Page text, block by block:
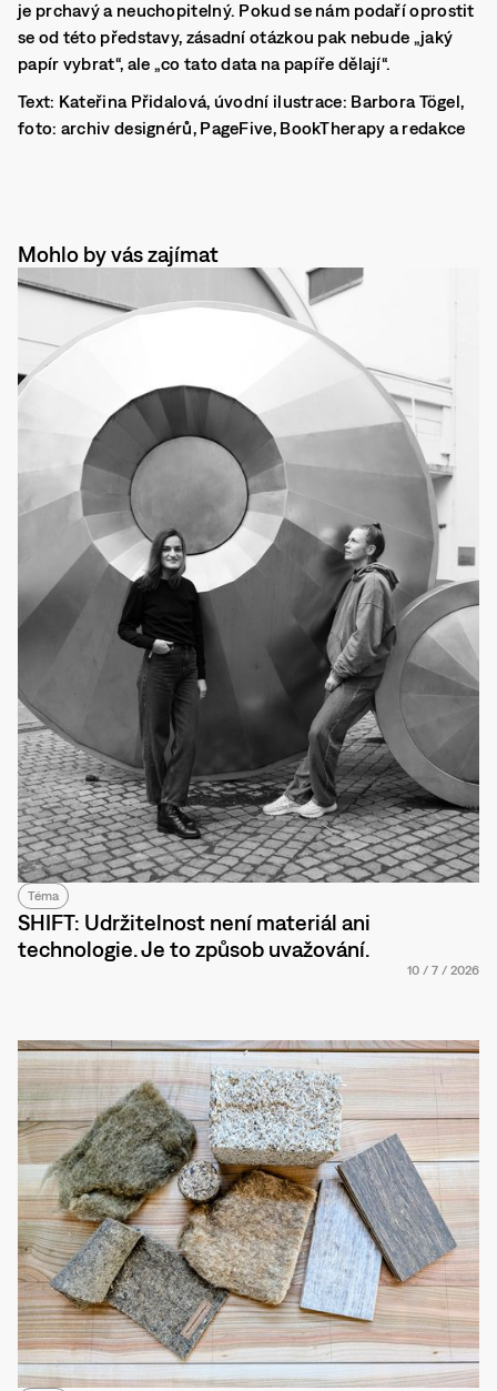
je prchavý a neuchopitelný. Pokud se nám podaří oprostit
se od této představy, zásadní otázkou pak nebude „jaký
papír vybrat“, ale „co tato data na papíře dělají“.
Text: Kateřina Přidalová, úvodní ilustrace: Barbora Tögel,
foto: archiv designérů, PageFive, BookTherapy a redakce
Mohlo by vás zajímat
Téma
SHIFT: Udržitelnost není materiál ani
technologie. Je to způsob uvažování.
10 / 7 / 2026